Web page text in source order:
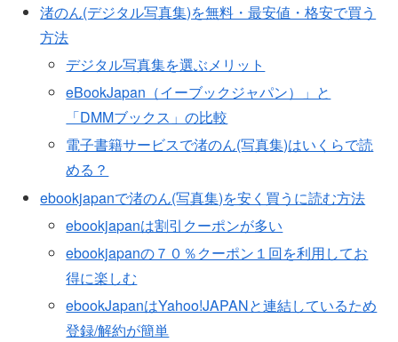
渚のん(デジタル写真集)を無料・最安値・格安で買う
方法
デジタル写真集を選ぶメリット
eBookJapan（イーブックジャパン）」と
「DMMブックス」の比較
電子書籍サービスで渚のん(写真集)はいくらで読
める？
ebookjapanで渚のん(写真集)を安く買うに読む方法
ebookjapanは割引クーポンが多い
ebookjapanの７０％クーポン１回を利用してお
得に楽しむ
ebookJapanはYahoo!JAPANと連結しているため
登録/解約が簡単